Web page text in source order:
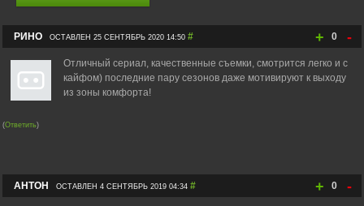
+ 0 -
РИНО ОСТАВЛЕН 25 СЕНТЯБРЬ 2020 14:50 #
Отличный сериал, качественные съемки, смотрится легко и с
кайфом) последние пару сезонов даже мотивируют к выходу
из зоны комфорта!
(Ответить)
+ 0 -
АНТОН ОСТАВЛЕН 4 СЕНТЯБРЬ 2019 04:34 #